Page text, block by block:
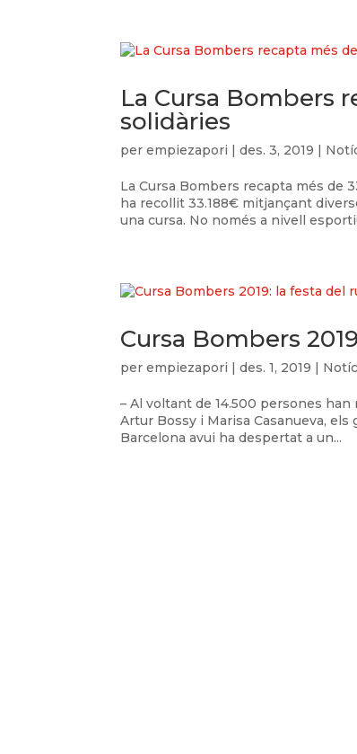
La Cursa Bombers
solidàries
perempiezapori |des. 3, 2019
La Cursa Bombers recapta més de
ha recollit 33.188€ mitjançant
una cursa. No només a nivell
Cursa Bombers
perempiezapori |des. 1, 2019
– Al voltant de 14.500 persones
Artur Bossy i Marisa Casanueva,
Barcelona avui ha despertat a un...